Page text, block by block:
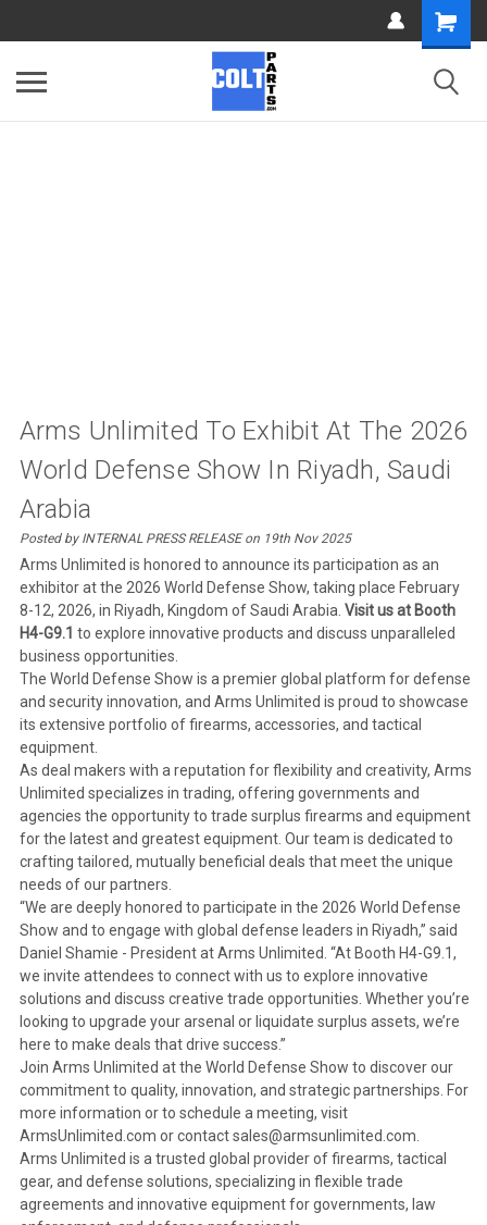
Arms Unlimited To Exhibit At The 2026
World Defense Show In Riyadh, Saudi
Arabia
Posted by INTERNAL PRESS RELEASE on 19th Nov 2025
Arms Unlimited is honored to announce its participation as an
exhibitor at the 2026 World Defense Show, taking place February
8-12, 2026, in Riyadh, Kingdom of Saudi Arabia. Visit us at Booth
H4-G9.1 to explore innovative products and discuss unparalleled
business opportunities.
The World Defense Show is a premier global platform for defense
and security innovation, and Arms Unlimited is proud to showcase
its extensive portfolio of firearms, accessories, and tactical
equipment.
As deal makers with a reputation for flexibility and creativity, Arms
Unlimited specializes in trading, offering governments and
agencies the opportunity to trade surplus firearms and equipment
for the latest and greatest equipment. Our team is dedicated to
crafting tailored, mutually beneficial deals that meet the unique
needs of our partners.
“We are deeply honored to participate in the 2026 World Defense
Show and to engage with global defense leaders in Riyadh,” said
Daniel Shamie - President at Arms Unlimited. “At Booth H4-G9.1,
we invite attendees to connect with us to explore innovative
solutions and discuss creative trade opportunities. Whether you’re
looking to upgrade your arsenal or liquidate surplus assets, we’re
here to make deals that drive success.”
Join Arms Unlimited at the World Defense Show to discover our
commitment to quality, innovation, and strategic partnerships. For
more information or to schedule a meeting, visit
ArmsUnlimited.com or contact sales@armsunlimited.com.
Arms Unlimited is a trusted global provider of firearms, tactical
gear, and defense solutions, specializing in flexible trade
agreements and innovative equipment for governments, law